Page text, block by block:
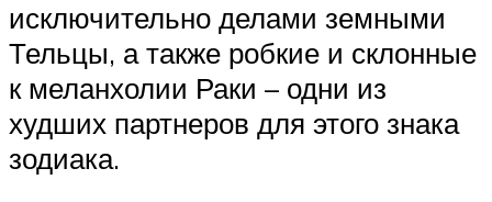
исключительно делами земными
Тельцы, а также робкие и склонные
к меланхолии Раки – одни из
худших партнеров для этого знака
зодиака.